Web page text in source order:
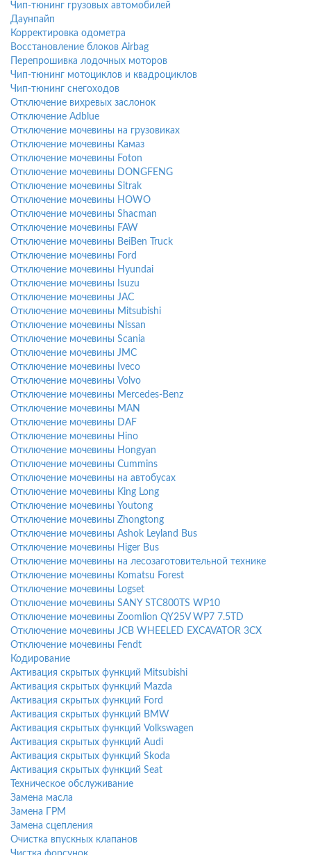
Чип-тюнинг грузовых автомобилей
Даунпайп
Корректировка одометра
Восстановление блоков Airbag
Перепрошивка лодочных моторов
Чип-тюнинг мотоциклов и квадроциклов
Чип-тюнинг снегоходов
Отключение вихревых заслонок
Отключение Adblue
Отключение мочевины на грузовиках
Отключение мочевины Камаз
Отключение мочевины Foton
Отключение мочевины DONGFENG
Отключение мочевины Sitrak
Отключение мочевины HOWO
Отключение мочевины Shacman
Отключение мочевины FAW
Отключение мочевины BeiBen Truck
Отключение мочевины Ford
Отключение мочевины Hyundai
Отключение мочевины Isuzu
Отключение мочевины JAC
Отключение мочевины Mitsubishi
Отключение мочевины Nissan
Отключение мочевины Scania
Отключение мочевины JMC
Отключение мочевины Iveco
Отключение мочевины Volvo
Отключение мочевины Mercedes-Benz
Отключение мочевины MAN
Отключение мочевины DAF
Отключение мочевины Hino
Отключение мочевины Hongyan
Отключение мочевины Cummins
Отключение мочевины на автобусах
Отключение мочевины King Long
Отключение мочевины Youtong
Отключение мочевины Zhongtong
Отключение мочевины Ashok Leyland Bus
Отключение мочевины Higer Bus
Отключение мочевины на лесозаготовительной технике
Отключение мочевины Komatsu Forest
Отключение мочевины Logset
Отключение мочевины SANY STC800TS WP10
Отключение мочевины Zoomlion QY25V WP7 7.5TD
Отключение мочевины JCB WHEELED EXCAVATOR 3CX
Отключение мочевины Fendt
Кодирование
Активация скрытых функций Mitsubishi
Активация скрытых функций Mazda
Активация скрытых функций Ford
Активация скрытых функций BMW
Активация скрытых функций Volkswagen
Активация скрытых функций Audi
Активация скрытых функций Skoda
Активация скрытых функций Seat
Техническое обслуживание
Замена масла
Замена ГРМ
Замена сцепления
Очистка впускных клапанов